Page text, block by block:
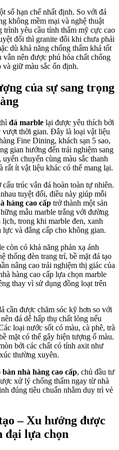
số hạn chế nhất định. So với đá
không mềm mại và nghệ thuật
yêu cầu tính thẩm mỹ cực cao
đối thì granite đôi khi chưa phải
dù khả năng chống thấm khá tốt
nên được phủ hóa chất chống
giữ màu sắc ổn định.
của sự sang trọng
đá marble lại được yêu thích bởi
vượt thời gian. Đây là loại vật liệu
Fine Dining, khách sạn 5 sao,
gian hướng đến trải nghiệm sang
chuyển cùng màu sắc thanh
rất ít vật liệu khác có thể mang lại.
trúc vân đá hoàn toàn tự nhiên.
tuyệt đối, điều này giúp mỗi
hàng cao cấp trở thành một sản
mẫu marble trắng với đường
lịch, trong khi marble đen, xanh
và đẳng cấp cho không gian.
còn có khả năng phản xạ ánh
thống đèn trang trí, bề mặt đá tạo
nâng cao trải nghiệm thị giác của
hàng cao cấp lựa chọn marble
thay vì sử dụng đồng loạt trên
cần được chăm sóc kỹ hơn so với
đá dễ hấp thụ chất lỏng nếu
loại nước sốt có màu, cà phê, trà
mặt có thể gây hiện tượng ố màu.
bởi các chất có tính axit như
thường xuyên.
bàn nhà hàng cao cấp, chủ đầu tư
xử lý chống thấm ngay từ nhà
đúng tiêu chuẩn nhằm duy trì vẻ
– Xu hướng được
đại lựa chọn